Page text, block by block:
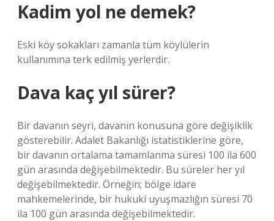
Kadim yol ne demek?
Eski köy sokakları zamanla tüm köylülerin
kullanımına terk edilmiş yerlerdir.
Dava kaç yıl sürer?
Bir davanın seyri, davanın konusuna göre değişiklik
gösterebilir. Adalet Bakanlığı istatistiklerine göre,
bir davanın ortalama tamamlanma süresi 100 ila 600
gün arasında değişebilmektedir. Bu süreler her yıl
değişebilmektedir. Örneğin; bölge idare
mahkemelerinde, bir hukuki uyuşmazlığın süresi 70
ila 100 gün arasında değişebilmektedir.